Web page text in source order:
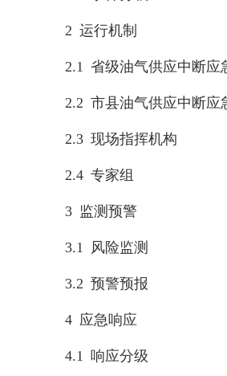
2 运行机制
2.1 省级油气供应中断应
2.2 市县油气供应中断应
2.3 现场指挥机构
2.4 专家组
3 监测预警
3.1 风险监测
3.2 预警预报
4 应急响应
4.1 响应分级